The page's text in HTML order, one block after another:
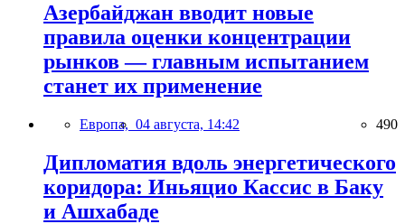
Азербайджан вводит новые
правила оценки концентрации
рынков — главным испытанием
станет их применение
Европа, 04 августа, 14:42 490
Дипломатия вдоль энергетического
коридора: Иньяцио Кассис в Баку
и Ашхабаде